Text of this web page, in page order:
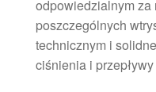
odpowiedzialnym
poszczególnych
technicznym i
ciśnienia i